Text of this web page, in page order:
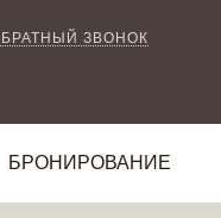
ЗВОНОК
БРОНИРОВАНИЕ